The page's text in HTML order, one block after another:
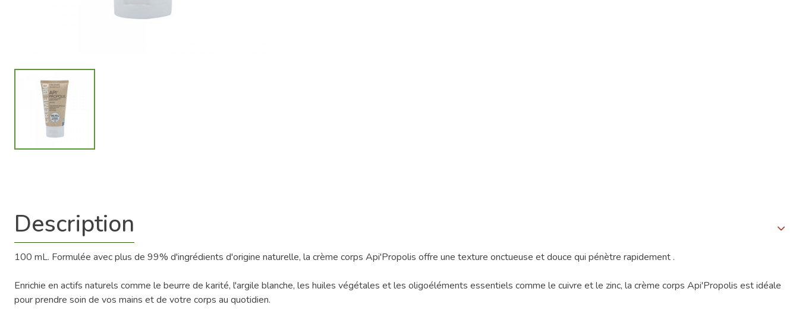
Description
100 mL. Formulée avec plus de 99% d'ingrédients d'origine naturelle, la crème corps Api'Propolis offre une texture onctueuse et douce qui pénètre rapidement .
Enrichie en actifs naturels comme le beurre de karité, l'argile blanche, les huiles végétales et les oligoéléments essentiels comme le cuivre et le zinc, la crème corps Api'Propolis est idéale
pour prendre soin de vos mains et de votre corps au quotidien.